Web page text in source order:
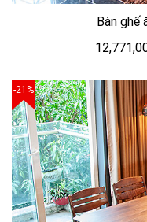
Bàn ghế
-21%